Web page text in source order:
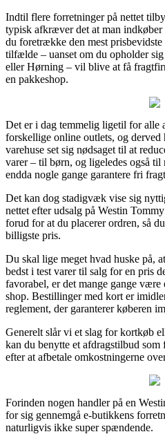
Indtil flere forretninger på nettet
typisk afkræver det at man indkøber
du foretrække den mest
tilfælde – uanset om du opholder
eller Hørning – vil blive at få
en pakkeshop.
Det er i dag temmelig ligetil for alle
forskellige online outlets, og derved
varehuse set sig nødsaget til at
varer – til børn, og ligeledes også
endda nogle gange garantere fri
Det kan dog stadigvæk vise sig
nettet efter udsalg på Westin
forud for at du placerer ordren, så
billigste pris.
Du skal lige meget hvad huske på,
bedst i test varer til salg for en pris
favorabel, er det mange gange
shop. Bestillinger med kort er
reglement, der garanterer køberen
Generelt slår vi et slag for kortkøb
kan du benytte et afdragstilbud
efter at afbetale omkostningerne
Forinden nogen handler på en
for sig gennemgå e-butikkens
naturligvis ikke super spændende.